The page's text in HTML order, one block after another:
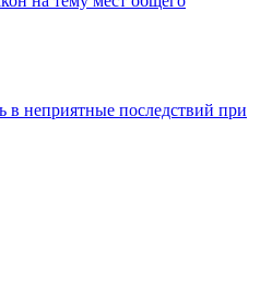
в неприятные последствий при